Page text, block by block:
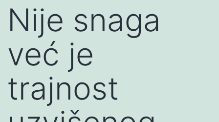
Nije snaga
već je
trajnost